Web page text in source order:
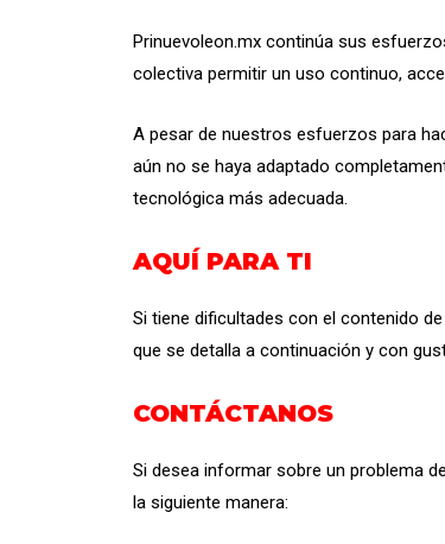
Prinuevoleon.mx continúa sus
colectiva permitir un uso continuo,
A pesar de nuestros esfuerzos para
aún no se haya adaptado
tecnológica más adecuada.
AQUÍ PARA TI
Si tiene dificultades con el contenido
que se detalla a continuación y con
CONTÁCTANOS
Si desea informar sobre un problema
la siguiente manera: